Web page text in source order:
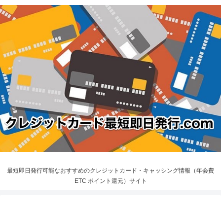
最短即日発行可能なおすすめのクレジットカード・キャッシング情報（年会費
ETC ポイント還元）サイト